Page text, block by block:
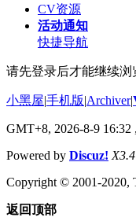
CV资源
活动通知
快捷导航
请先登录后才能继续浏
小黑屋|手机版|Archiver|
GMT+8, 2026-8-9 16:32
Powered by Discuz! X3.4
Copyright © 2001-2020,
返回顶部